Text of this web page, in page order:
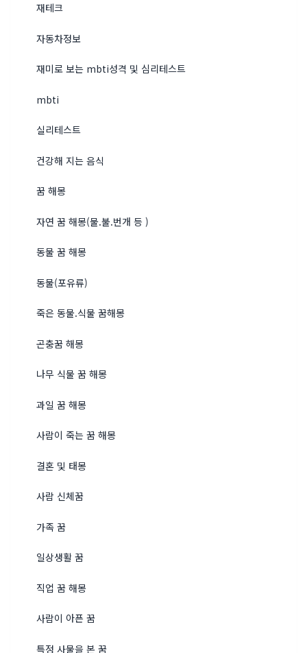
재테크
자동차정보
재미로 보는 mbti성격 및 심리테스트
mbti
실리테스트
건강해 지는 음식
꿈 해몽
자연 꿈 해몽(물.불.번개 등 )
동물 꿈 해몽
동물(포유류)
죽은 동물.식물 꿈해몽
곤충꿈 해몽
나무 식물 꿈 해몽
과일 꿈 해몽
사람이 죽는 꿈 해몽
결혼 및 태몽
사람 신체꿈
가족 꿈
일상생활 꿈
직업 꿈 해몽
사람이 아픈 꿈
특정 사물을 본 꿈